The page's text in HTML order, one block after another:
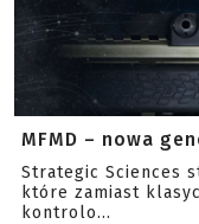
MFMD – nowa
Strategic Sciences
które zamiast
kontrolo...